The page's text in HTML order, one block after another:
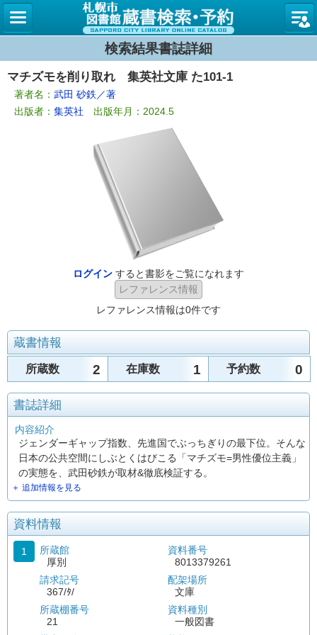
札幌市
検索結果書誌詳細
マチズモを削り取れ 集英社文庫 た101-1
著者名： 武田 砂鉄／著
出版者： 集英社 出版年月：2024.5
ログイン すると書影をご覧になれます
レファレンス情報は0件です
蔵書情報
所蔵数 2 在庫数 1 予約数 0
書誌詳細
内容紹介
ジェンダーギャップ指数、先進国でぶっちぎりの最下位。そんな
日本の公共空間にしぶとくはびこる「マチズモ=男性優位主義」
の実態を、武田砂鉄が取材&徹底検証する。
＋ 追加情報を見る
資料情報
1
所蔵館
厚別
請求記号
367/ﾀ/
所蔵棚番号
21
資料番号
8013379261
配架場所
文庫
資料種別
一般図書